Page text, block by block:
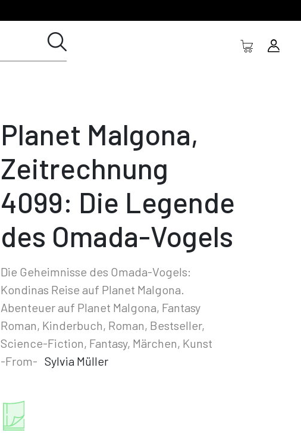
Planet Malgona,
Zeitrechnung
4099: Die Legende
des Omada-Vogels
Die Geheimnisse des Omada-Vogels:
Kondinas Reise auf Planet Malgona.
Abenteuer auf Planet Malgona, Fantasy
Roman, Kinderbuch, Roman, Bestseller,
Science-Fiction, Fantasy, Märchen, Kunst
-From- Sylvia Müller